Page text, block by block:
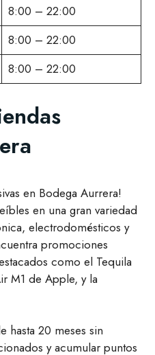
8:00 – 22:00
8:00 – 22:00
8:00 – 22:00
en Bodega Aurrera!
en una gran variedad
electrodomésticos y
promociones
como el Tequila
M1 de Apple, y la
hasta 20 meses sin
y acumular puntos